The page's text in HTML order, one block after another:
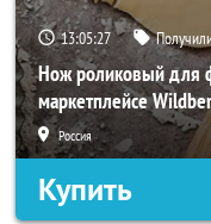
13:05:25
Нож роликовый для
маркетплейсе
Россия
Купить